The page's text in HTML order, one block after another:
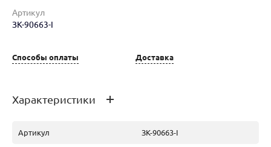
Наименование товара
Артикул
ЗК-90663-I
Способы оплаты Доставка
Характеристики
Артикул ЗК-90663-I